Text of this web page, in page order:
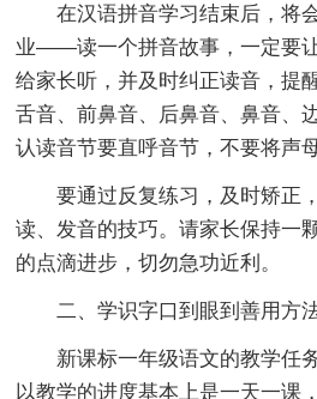
在汉语拼音学习结束后，将
业——读一个拼音故事，一定要
给家长听，并及时纠正读音，提
舌音、前鼻音、后鼻音、鼻音、
认读音节要直呼音节，不要将声
要通过反复练习，及时矫正
读、发音的技巧。请家长保持一
的点滴进步，切勿急功近利。
二、学识字口到眼到善用方法
新课标一年级语文的教学任
以教学的进度基本上是一天一课